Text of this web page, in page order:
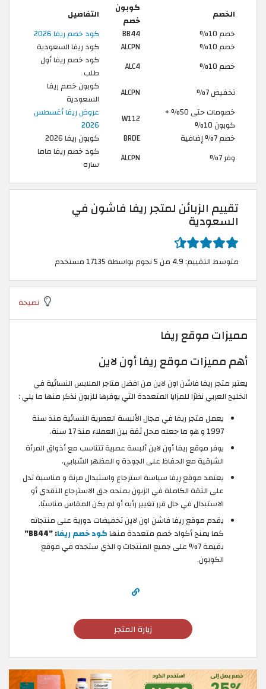
الخصم
كوبون
خصم
التفاصيل
خصم 10%
BB44
كود خصم ريفا 2026
خصم 10%
ALCPN
كود ريفا السعودية
خصم 10%
ALC4
كود خصم ريفا أول
طلب
تخفيض 7%
ALCPN
كوبون خصم ريفا
السعودية
خصومات حتى 50% +
كوبون 10%
W112
عروض ريفا أغسطس
2026
خصم 7% إضافية
BRDE
كوبون ريفا 2026
وفر 7%
ALCPN
كود خصم ريفا ماما
ساره
تقييم الزبائن لمتجر ريفا فاشون في
السعودية
متوسط التقييم: 4.9 من 5 نجوم بواسطة 17135 مستخدم
نصيحة
مميزات موقع ريفا
أهم مميزات موقع ريفا أون لاين
يعتبر متجر ريفا فاشن اون لاين من افضل متاجر الملابس النسائية في
الخليج العربي نظرًا للمزايا المتعددة التي يوفرها للزبون نذكر منها ما يلي :
يعمل متجر ريفا في مجال الألبسة العصرية النسائية منذ سنة
1997 و هو ما جعله محل ثقة بين العملاء منذ 17 سنة.
يوفر موقع ريفا أون لاين ألبسة عصرية تتناسب مع أذواق المرأة
الشرقية مع الحفاظ على الجودة و المظهر الشبابي.
يعتمد موقع ريفا سياسة استرجاع واستبدال مرنة و مناسبة تدل
على الثقة الكاملة في الزبون بمنحه حق الاسترجاع النقدي أو
الاستبدال في حال قرر تغيير رأيه أو لم يكن المقاس مناسبًا.
يقدم موقع ريفا فاشن اون لاين تخفيضات دورية على منتجاته
كما يمنح أكواد خصم متعددة منهاكود خصم ريفا: "BB44"
بقيمة 7% على جميع المنتجات و الذي ستجده في موقع
الكوبون.
زيارة المتجر